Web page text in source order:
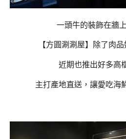
一頭牛的裝飾在牆
【方圓涮涮屋】除了肉
近期也推出好多高
主打產地直送，讓愛吃海